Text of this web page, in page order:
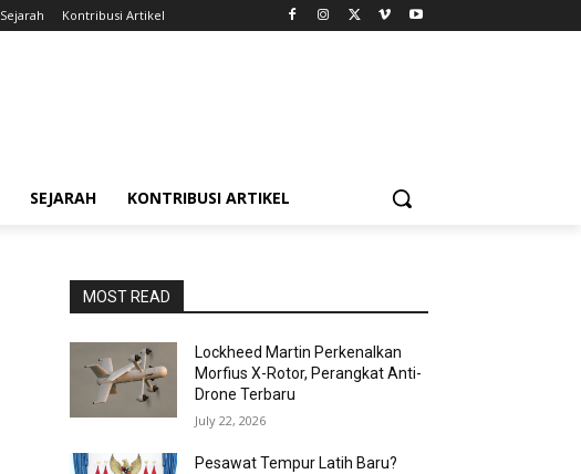
Sejarah Kontribusi Artikel
SEJARAH KONTRIBUSI ARTIKEL
MOST READ
Lockheed Martin Perkenalkan
Morfius X-Rotor, Perangkat Anti-
Drone Terbaru
July 22, 2026
Pesawat Tempur Latih Baru?